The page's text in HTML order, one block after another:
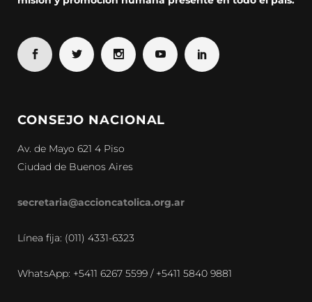
CONSEJO NACIONAL
Av. de Mayo 621 4 Piso
Ciudad de Buenos Aires
secretaria@accioncatolica.org.ar
Línea fija: (011) 4331-6323
WhatsApp: +5411 6267 5599 / +5411 5840 9881